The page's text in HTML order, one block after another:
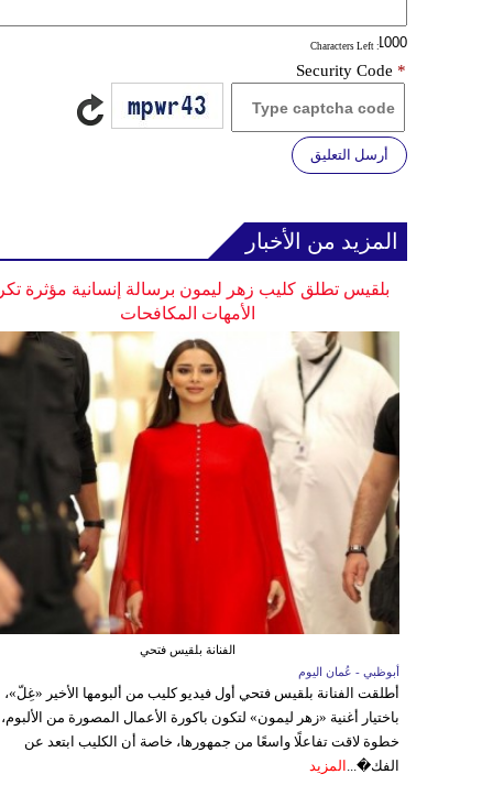
: Characters Left
Security Code *
أرسل التعليق
المزيد من الأخبار
بلقيس تطلق كليب زهر ليمون برسالة إنسانية مؤثرة
الأمهات المكافحات
الفنانة بلقيس فتحي
أبوظبي - عُمان اليوم
أطلقت الفنانة بلقيس فتحي أول فيديو كليب من ألبومها الأخير «غِلّ»،
باختيار أغنية «زهر ليمون» لتكون باكورة الأعمال المصورة من
خطوة لاقت تفاعلًا واسعًا من جمهورها، خاصة أن الكليب ابتعد عن
الفك�... المزيد